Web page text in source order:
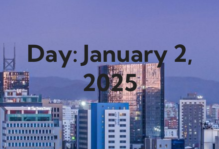
Day: January 2,
2025